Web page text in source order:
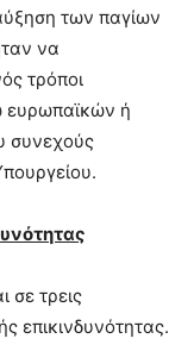
των παγίων
να
τρόποι
ευρωπαϊκών ή
συνεχούς
σε τρεις
επικινδυνότητας.